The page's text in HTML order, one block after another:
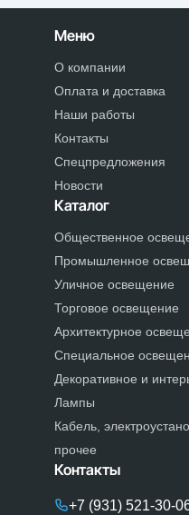
Меню
О компании
Оплата и доставка
Наши работы
Контакты
Спецпредложения
Новости
Каталог
Общественное
Промышленное
Уличное освещение
Торговое освещение
Архитектурное
Специальное
Декоративное и
Лампы
Кабель,
прочее
Контакты
+7 (931) 521-30-